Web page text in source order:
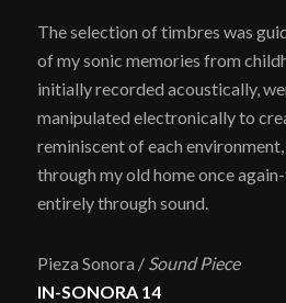
The selection of timbres was
of my sonic memories from
initially recorded acoustically,
manipulated electronically to
reminiscent of each
through my old home once
entirely through sound.
Pieza Sonora / Sound Piece
IN-SONORA 14